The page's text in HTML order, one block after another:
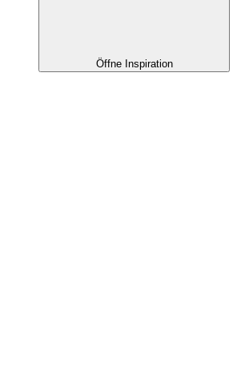
Öffne Inspiration